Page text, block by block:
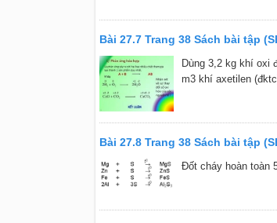
Bài 27.7 Trang 38 Sách bài tập
Dùng 3,2 kg khí oxi
m3 khí axetilen
Bài 27.8 Trang 38 Sách bài tập
Đốt cháy hoàn toàn